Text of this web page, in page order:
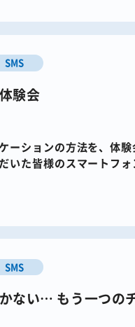
SMS
験会
ーションの方法を、体
いた皆様のスマートフ
SMS
ない…​ もう一つの